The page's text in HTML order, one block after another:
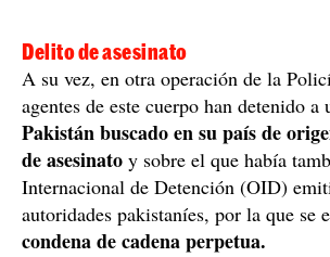
Delito de asesinato
A su vez, en otra operación de la
agentes de este cuerpo han detenido a
Pakistán buscado en su país de
de asesinato y sobre el que había
Internacional de Detención (OID)
autoridades pakistaníes, por la que se
condena de cadena perpetua.